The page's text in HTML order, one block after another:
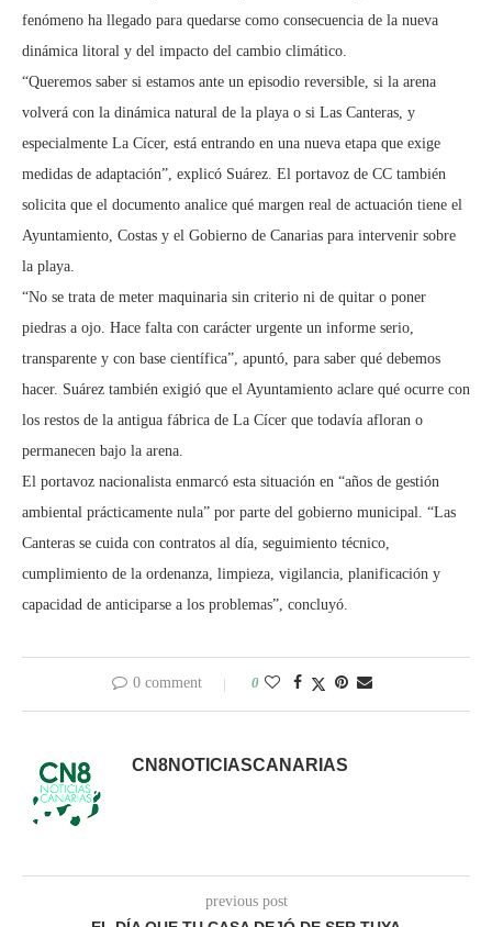
fenómeno ha llegado para quedarse como consecuencia de la nueva
dinámica litoral y del impacto del cambio climático.
“Queremos saber si estamos ante un episodio reversible, si la arena
volverá con la dinámica natural de la playa o si Las Canteras, y
especialmente La Cícer, está entrando en una nueva etapa que exige
medidas de adaptación”, explicó Suárez. El portavoz de CC también
solicita que el documento analice qué margen real de actuación tiene el
Ayuntamiento, Costas y el Gobierno de Canarias para intervenir sobre
la playa.
“No se trata de meter maquinaria sin criterio ni de quitar o poner
piedras a ojo. Hace falta con carácter urgente un informe serio,
transparente y con base científica”, apuntó, para saber qué debemos
hacer. Suárez también exigió que el Ayuntamiento aclare qué ocurre con
los restos de la antigua fábrica de La Cícer que todavía afloran o
permanecen bajo la arena.
El portavoz nacionalista enmarcó esta situación en “años de gestión
ambiental prácticamente nula” por parte del gobierno municipal. “Las
Canteras se cuida con contratos al día, seguimiento técnico,
cumplimiento de la ordenanza, limpieza, vigilancia, planificación y
capacidad de anticiparse a los problemas”, concluyó.
0 comment 0
CN8NOTICIASCANARIAS
previous post